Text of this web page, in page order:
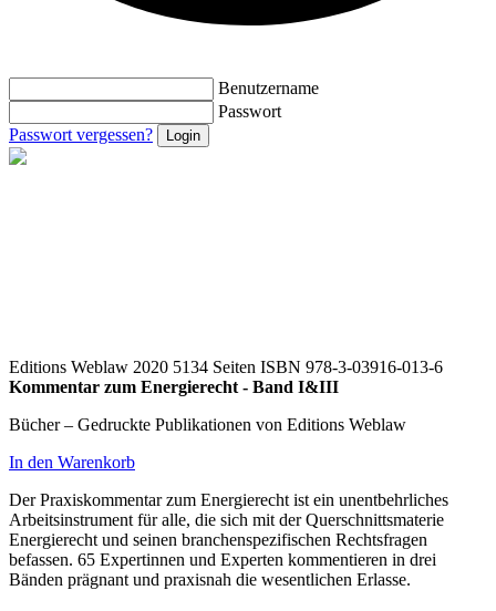
Benutzername
Passwort
Passwort vergessen?
Editions Weblaw 2020 5134 Seiten ISBN 978-3-03916-013-6
Kommentar zum Energierecht - Band I&III
Bücher – Gedruckte Publikationen von Editions Weblaw
In den Warenkorb
Der Praxiskommentar zum Energierecht ist ein unentbehrliches
Arbeitsinstrument für alle, die sich mit der Querschnittsmaterie
Energierecht und seinen branchenspezifischen Rechtsfragen
befassen. 65 Expertinnen und Experten kommentieren in drei
Bänden prägnant und praxisnah die wesentlichen Erlasse.